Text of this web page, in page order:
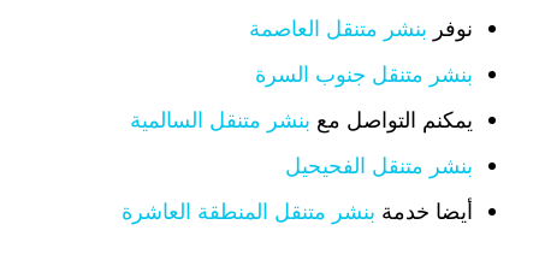
نوفر بنشر متنقل العاصمة
بنشر متنقل جنوب السرة
يمكنم التواصل مع بنشر متنقل السالمية
بنشر متنقل الفحيحيل
أيضا خدمة بنشر متنقل المنطقة العاشرة